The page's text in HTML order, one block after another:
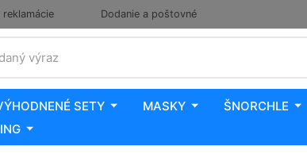
reklamácie Dodanie a poštovné
výraz
SETY MASKY ŠNORCHLE